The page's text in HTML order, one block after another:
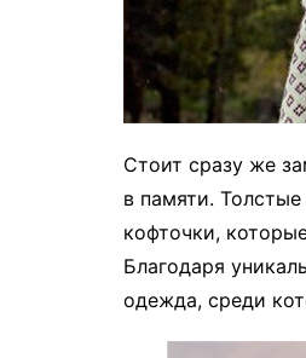
Стоит сразу же
в памяти.
кофточки,
Благодаря
одежда, среди